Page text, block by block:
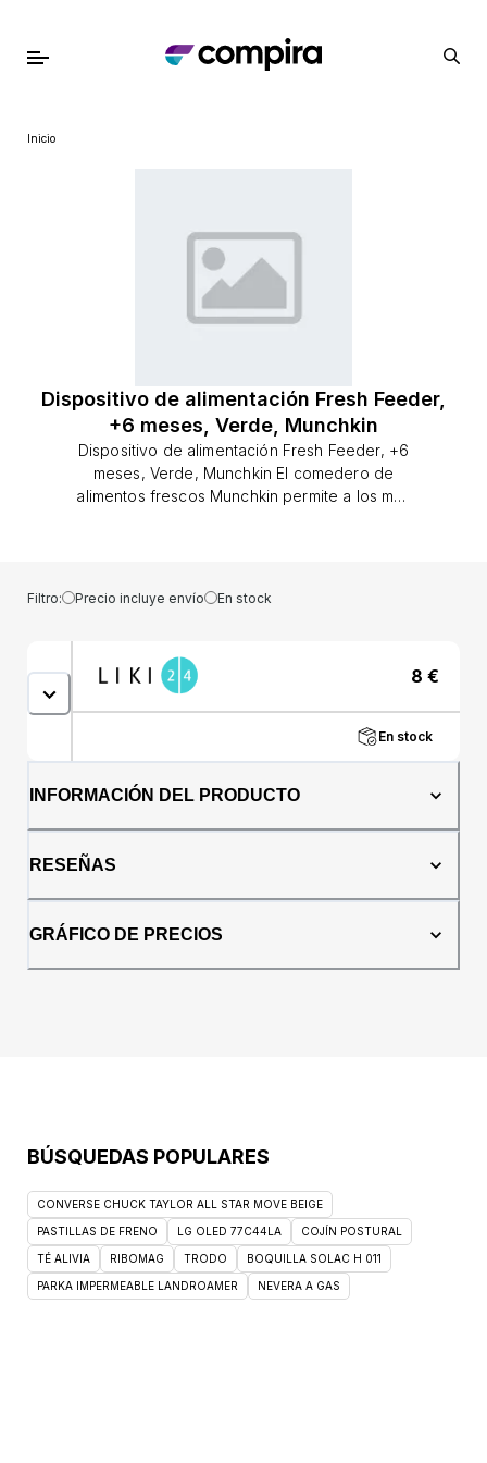
Inicio
Dispositivo de alimentación Fresh Feeder,
+6 meses, Verde, Munchkin
Dispositivo de alimentación Fresh Feeder, +6
meses, Verde, Munchkin El comedero de
alimentos frescos Munchkin permite a los más
alimentación y dentición permite a los niños
masticar y disfrutar los alimentos de forma
fruta, verdura o incluso carne en la bolsa de
malla y ciérrela. El niño puede masticar,
sólo los trozos pequeños y digeribles
pasarán a través de la red. También es una
dentición. El dispositivo de alimentación de
lo convierte en el primer paso real hacia la
riesgo de asfixia: a través de él sólo pasan
para probar diferentes alimentos (según la
Filtro: Precio incluye envío En stock
8 €
En stock
INFORMACIÓN DEL PRODUCTO
RESEÑAS
GRÁFICO DE PRECIOS
BÚSQUEDAS POPULARES
CONVERSE CHUCK TAYLOR ALL STAR MOVE BEIGE
PASTILLAS DE FRENO LG OLED 77C44LA COJÍN POSTURAL
TÉ ALIVIA RIBOMAG TRODO BOQUILLA SOLAC H 011
PARKA IMPERMEABLE LANDROAMER NEVERA A GAS